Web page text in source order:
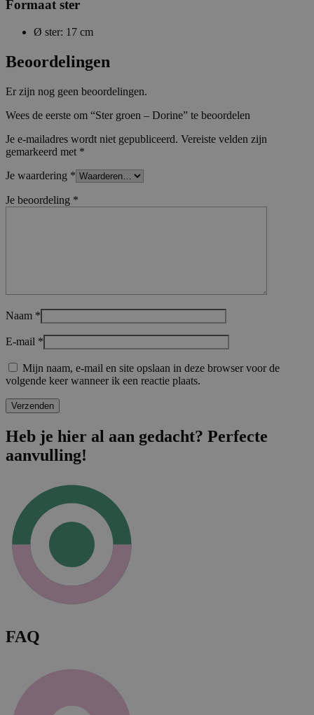
Formaat ster
Ø ster: 17 cm
Beoordelingen
Er zijn nog geen beoordelingen.
Wees de eerste om “Ster groen – Dorine” te beoordelen
Je e-mailadres wordt niet gepubliceerd. Vereiste velden zijn
gemarkeerd met *
Je waardering *
Je beoordeling *
Naam *
E-mail *
Mijn naam, e-mail en site opslaan in deze browser voor de
volgende keer wanneer ik een reactie plaats.
Heb je hier al aan gedacht? Perfecte
aanvulling!
FAQ